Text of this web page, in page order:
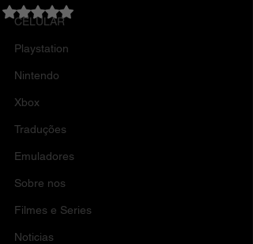
CELULAR
Playstation
Nintendo
Xbox
Traduções
Emuladores
Sobre nos
Filmes e Series
Noticias
Avaliado com NaN de 5 estrelas.